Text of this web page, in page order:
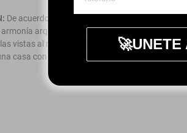
De acuerdo con la normativa vigente del
arquitectónica y el respeto por el
vistas al mar y preservar la tranquilidad de
casa con altillo que ofrezca vistas
🚀UNETE